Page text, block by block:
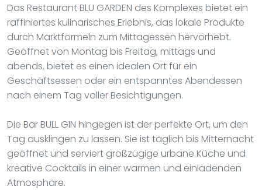
Das Restaurant BLU GARDEN des Komplexes bietet ein
raffiniertes kulinarisches Erlebnis, das lokale Produkte
durch Marktformeln zum Mittagessen hervorhebt.
Geöffnet von Montag bis Freitag, mittags und
abends, bietet es einen idealen Ort für ein
Geschäftsessen oder ein entspanntes Abendessen
nach einem Tag voller Besichtigungen.
Die Bar BULL GIN hingegen ist der perfekte Ort, um den
Tag ausklingen zu lassen. Sie ist täglich bis Mitternacht
geöffnet und serviert großzügige urbane Küche und
kreative Cocktails in einer warmen und einladenden
Atmosphäre.